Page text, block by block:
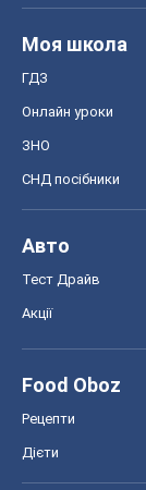
Моя школа
ГДЗ
Онлайн уроки
ЗНО
СНД посібники
Авто
Тест Драйв
Акції
Food Oboz
Рецепти
Дієти